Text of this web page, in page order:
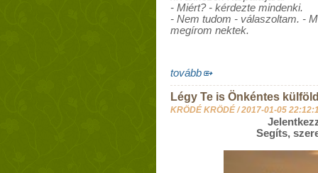
- Miért? - kérdezte mindenki.
- Nem tudom - válaszoltam. -
megírom nektek.
tovább
Légy Te is Önkéntes
KRÖDÉ KRÖDÉ /2017-01-05
Segíts,